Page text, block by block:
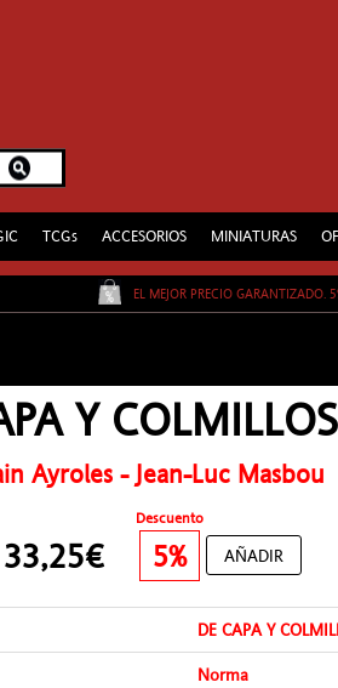
TCGs ACCESORIOS MINIATURAS
EL MEJOR PRECIO GARANTIZADO.
Y
Ayroles - Jean-Luc Masbou
Descuento
5% AÑADIR
DE CAPA Y
Norma